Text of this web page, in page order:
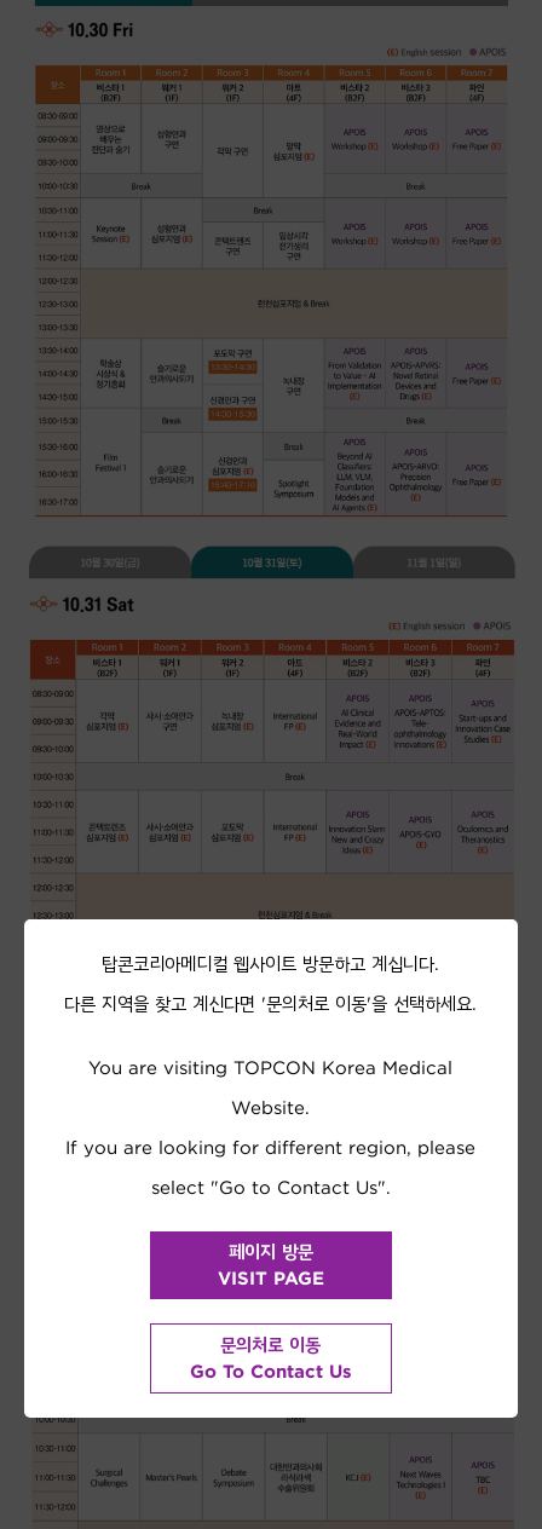
탑콘코리아메디컬 웹사이트 방문하고 계십니다.
다른 지역을 찾고 계신다면 '문의처로 이동'을 선택하세요.
You are visiting TOPCON Korea Medical
Website.
If you are looking for different region, please
select "Go to Contact Us".
페이지 방문
VISIT PAGE
문의처로 이동
Go To Contact Us